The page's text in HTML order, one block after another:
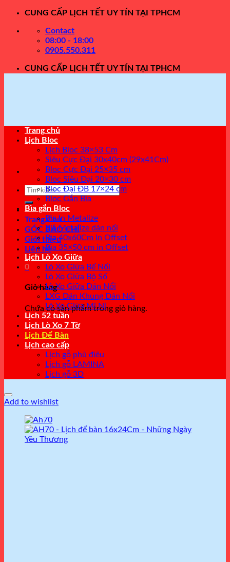
Skip
content
CUNG CẤP LỊCH TẾT UY TÍN TẠI TPHCM
Contact
08:00 - 18:00
0905.550.311
CUNG CẤP LỊCH TẾT UY TÍN TẠI TPHCM
Tìm
kiếm:
Trang Chủ
GÓC BÁO CHÍ
Giới thiệu
Liên hệ
0
Giỏ hàng
Chưa có sản phẩm trong giỏ hàng.
Trang chủ
Lịch Bloc
Lịch Bloc 38×53 Cm
Siêu Cực Đại 30x40cm (29x41Cm)
Bloc Cực Đại 25×35 cm
Bloc Siêu Đại 20×30 cm
Bloc Đại ĐB 17×24 cm
Bloc Gắn Bìa
Bìa gắn Bloc
Bìa In Metalize
Bìa Metalize dán nổi
Bìa 40x60Cm In Offset
Bìa 35×50 cm in Offset
Lịch Lò Xo Giữa
Lò Xo Giữa Bế Nổi
Lò Xo Giữa Bộ Số
Lò Xo Giữa Dán Nổi
LXG Dán Khung Dán Nổi
Lò Xo Giữa Mi Ni
Lịch 52 tuần
Lịch Lò Xo 7 Tờ
Lịch Để Bàn
Lịch cao cấp
Lịch gỗ phù điêu
Lịch gỗ LAMINA
Lịch gỗ 3D
Add to wishlist